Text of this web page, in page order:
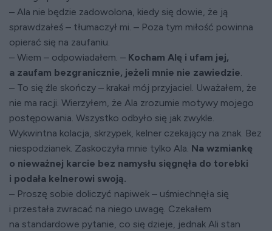
– Ala nie będzie zadowolona, kiedy się dowie, że ją
sprawdzałeś – tłumaczył mi. – Poza tym miłość powinna
opierać się na zaufaniu.
– Wiem – odpowiadałem. – Kocham Alę i ufam jej,
a zaufam bezgranicznie, jeżeli mnie nie zawiedzie.
– To się źle skończy – krakał mój przyjaciel. Uważałem, że
nie ma racji. Wierzyłem, że Ala zrozumie motywy mojego
postępowania. Wszystko odbyło się jak zwykle.
Wykwintna kolacja, skrzypek, kelner czekający na znak. Bez
niespodzianek. Zaskoczyła mnie tylko Ala. Na wzmiankę
o nieważnej karcie bez namysłu sięgnęła do torebki
i podała kelnerowi swoją.
– Proszę sobie doliczyć napiwek – uśmiechnęła się
i przestała zwracać na niego uwagę. Czekałem
na standardowe pytanie, co się dzieje, jednak Ali stan